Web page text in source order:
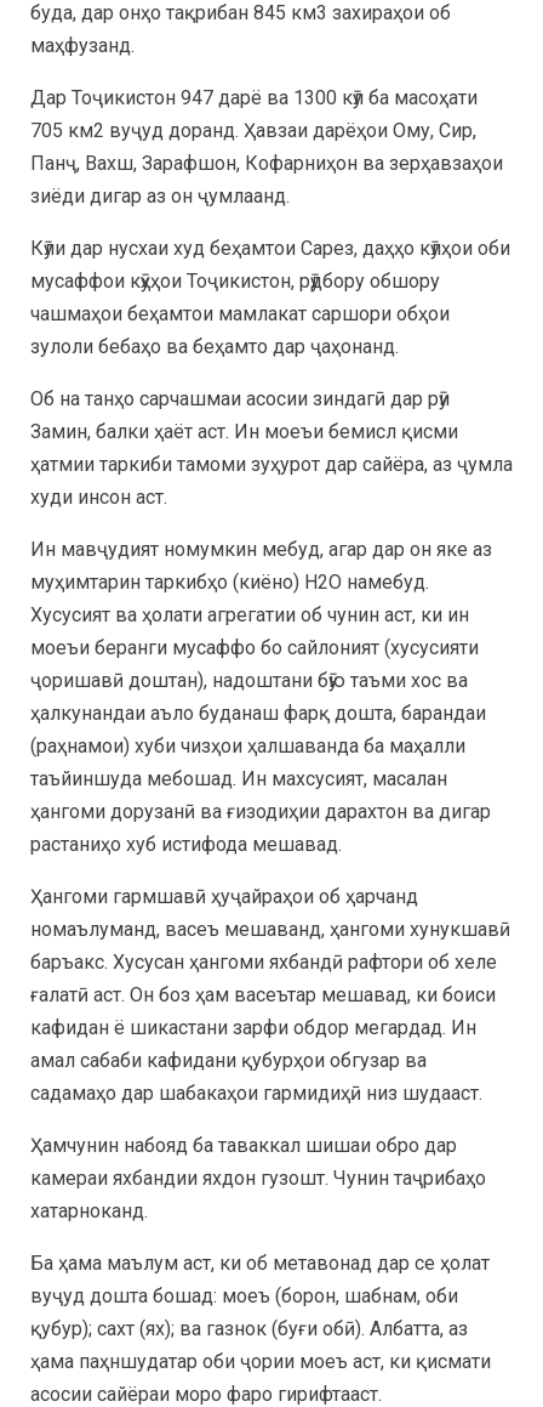
буда, дар онҳо тақрибан 845 км3 захираҳои об
маҳфузанд.
Дар Тоҷикистон 947 дарё ва 1300 кӯл ба масоҳати
705 км2 вуҷуд доранд. Ҳавзаи дарёҳои Ому, Сир,
Панҷ, Вахш, Зарафшон, Кофарниҳон ва зерҳавзаҳои
зиёди дигар аз он ҷумлаанд.
Кӯли дар нусхаи худ беҳамтои Сарез, даҳҳо кӯлҳои оби
мусаффои кӯҳҳои Тоҷикистон, рӯдбору обшору
чашмаҳои беҳамтои мамлакат саршори обҳои
зулоли бебаҳо ва беҳамто дар ҷаҳонанд.
Об на танҳо сарчашмаи асосии зиндагӣ дар рӯи
Замин, балки ҳаёт аст. Ин моеъи бемисл қисми
ҳатмии таркиби тамоми зуҳурот дар сайёра, аз ҷумла
худи инсон аст.
Ин мавҷудият номумкин мебуд, агар дар он яке аз
муҳимтарин таркибҳо (киёно) Н2О намебуд.
Хусусият ва ҳолати агрегатии об чунин аст, ки ин
моеъи беранги мусаффо бо сайлоният (хусусияти
ҷоришавӣ доштан), надоштани бӯю таъми хос ва
ҳалкунандаи аъло буданаш фарқ дошта, барандаи
(раҳнамои) хуби чизҳои ҳалшаванда ба маҳалли
таъйиншуда мебошад. Ин махсусият, масалан
ҳангоми дорузанӣ ва ғизодиҳии дарахтон ва дигар
растаниҳо хуб истифода мешавад.
Ҳангоми гармшавӣ ҳуҷайраҳои об ҳарчанд
номаълуманд, васеъ мешаванд, ҳангоми хунукшавӣ
баръакс. Хусусан ҳангоми яхбандӣ рафтори об хеле
ғалатӣ аст. Он боз ҳам васеътар мешавад, ки боиси
кафидан ё шикастани зарфи обдор мегардад. Ин
амал сабаби кафидани қубурҳои обгузар ва
садамаҳо дар шабакаҳои гармидиҳӣ низ шудааст.
Ҳамчунин набояд ба таваккал шишаи обро дар
камераи яхбандии яхдон гузошт. Чунин таҷрибаҳо
хатарноканд.
Ба ҳама маълум аст, ки об метавонад дар се ҳолат
вуҷуд дошта бошад: моеъ (борон, шабнам, оби
қубур); сахт (ях); ва газнок (буғи обӣ). Албатта, аз
ҳама паҳншудатар оби ҷории моеъ аст, ки қисмати
асосии сайёраи моро фаро гирифтааст.